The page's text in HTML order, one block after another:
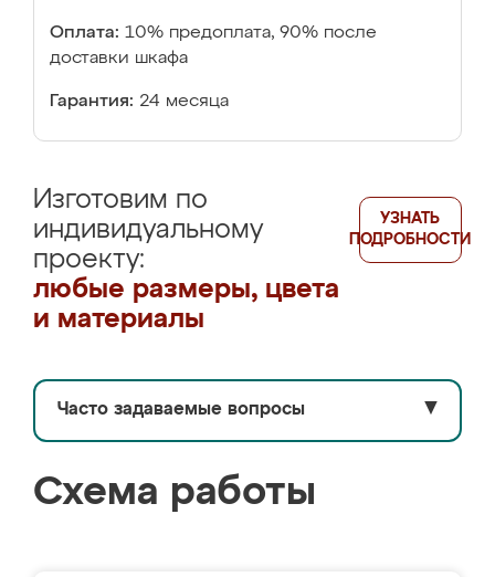
Оплата: 10% предоплата, 90% после
доставки шкафа
Гарантия: 24 месяца
Изготовим по
индивидуальному
проекту:
любые размеры, цвета
и материалы
УЗНАТЬ
ПОДРОБНОСТИ
Часто задаваемые вопросы ▼
Схема работы